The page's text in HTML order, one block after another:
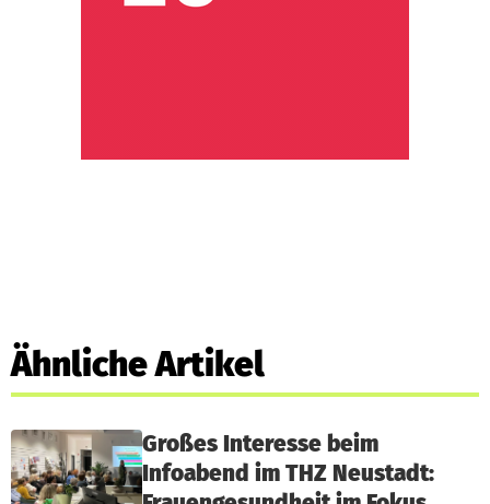
Ähnliche Artikel
Großes Interesse beim
Infoabend im THZ Neustadt: